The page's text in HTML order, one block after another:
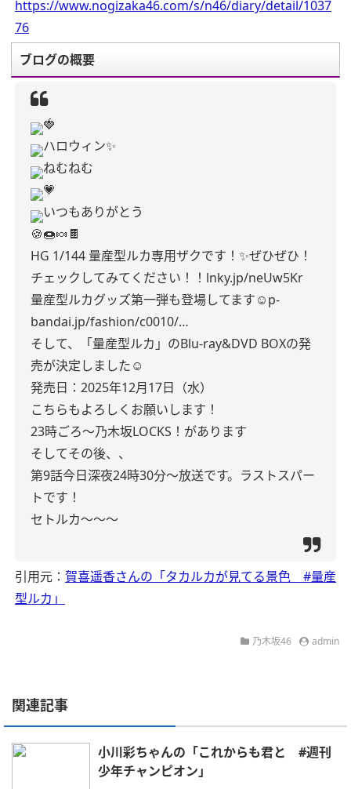
https://www.nogizaka46.com/s/n46/diary/detail/1037
76
ブログの概要
🍓
ハロウィン✨
ねむねむ
💗
いつもありがとう
🍪🍩🍬🍫
HG 1/144 量産型ルカ専用ザクです！✨ぜひぜひ！
チェックしてみてください！！ lnky.jp/neUw5Kr
量産型ルカグッズ第一弾も登場してます☺️p-
bandai.jp/fashion/c0010/…
そして、「量産型ルカ」のBlu-ray&DVD BOXの発
売が決定しました☺️
発売日：2025年12月17日（水）
こちらもよろしくお願いします！
23時ごろ〜乃木坂LOCKS！があります
そしてその後、、
第9話今日深夜24時30分～放送です。 ラストスパー
トです！
セトルカ〜〜〜
引用元： 賀喜遥香さんの「タカルカが見てる景色 #量産
型ルカ」
乃木坂46 admin
関連記事
小川彩ちゃんの「これからも君と #週刊
少年チャンピオン」